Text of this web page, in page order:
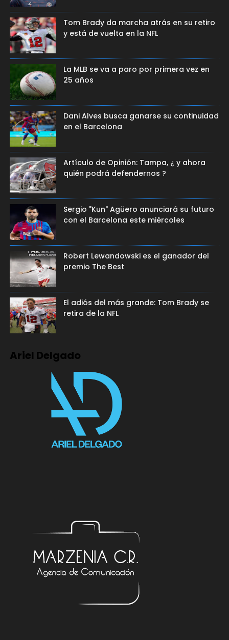
Tom Brady da marcha atrás en su retiro
y está de vuelta en la NFL
La MLB se va a paro por primera vez en
25 años
Dani Alves busca ganarse su continuidad
en el Barcelona
Artículo de Opinión: Tampa, ¿ y ahora
quién podrá defendernos ?
Sergio "Kun" Agüero anunciará su futuro
con el Barcelona este miércoles
Robert Lewandowski es el ganador del
premio The Best
El adiós del más grande: Tom Brady se
retira de la NFL
Ariel Delgado